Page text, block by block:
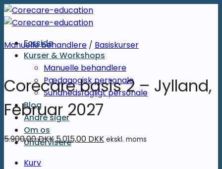
Fortsæt
til
Forside
Kurser & Workshops
Manuelle behandlere
Pædagogisk personale
Sundhedsfagligt personale
Blog
Andre siger
Om os
Undervisere
Kurv
Manuelle behandlere / Basiskurser
Corecare basis 2 – Jylland,
Februar 2027
5.900,00DKKOriginal
5.015,00 DKKCurrent
ekskl. moms